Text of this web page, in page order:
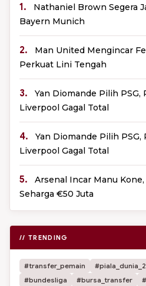
1.
Nathaniel Brown Segera
Bayern Munich
2.
Man United Mengincar
Perkuat Lini Tengah
3.
Yan Diomande Pilih PSG,
Liverpool Gagal Total
4.
Yan Diomande Pilih PSG,
Liverpool Gagal Total
5.
Arsenal Incar Manu Kone,
Seharga €50 Juta
// TRENDING
#transfer_pemain
#bundesliga
#bursa_transfer